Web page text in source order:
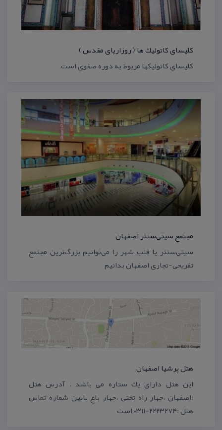
كلیسای كاتولیك ها ( روزاریای مقدس )
كلیسای كاتولیكها مربوط به دوره صفوی است
مجتمع سیتی‌سنتر اصفهان
سیتی‌سنتر یا قلب شهر را می‌توانیم بزرگ‌ترین مجتمع
تفریحی-تجاری اصفهان بدانیم
هتل پرشیا اصفهان
این هتل دارای یك ستاره می باشد . آدرس هتل
:اصفهان ،چهار راه تختی ،چهار باغ پایین شماره تماس
هتل :۲۲۲۳۲۷۴-۰۳۱۱ است